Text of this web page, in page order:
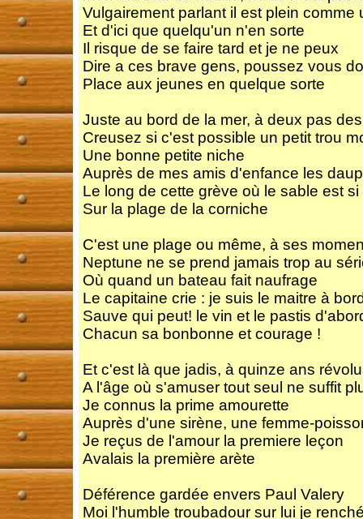
Vulgairement parlant il est plein comme
Et d'ici que quelqu'un n'en sorte
Il risque de se faire tard et je ne peux
Dire a ces brave gens, poussez vous
Place aux jeunes en quelque sorte
Juste au bord de la mer, à deux pas
Creusez si c'est possible un petit trou
Une bonne petite niche
Auprès de mes amis d'enfance les
Le long de cette grève où le sable est si
Sur la plage de la corniche
C'est une plage ou même, à ses
Neptune ne se prend jamais trop au
Où quand un bateau fait naufrage
Le capitaine crie : je suis le maitre à
Sauve qui peut! le vin et le pastis
Chacun sa bonbonne et courage !
Et c'est là que jadis, à quinze ans
A l'âge où s'amuser tout seul ne suffit
Je connus la prime amourette
Auprès d'une sirène, une femme-
Je reçus de l'amour la premiere leçon
Avalais la première arète
Déférence gardée envers Paul Valery
Moi l'humble troubadour sur lui je